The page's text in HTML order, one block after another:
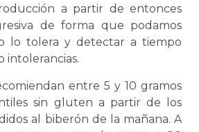
a partir de entonces
de forma que podamos
lo tolera y detectar a tiempo
intolerancias.
entre 5 y 10 gramos
sin gluten a partir de los
al biberón de la mañana. A